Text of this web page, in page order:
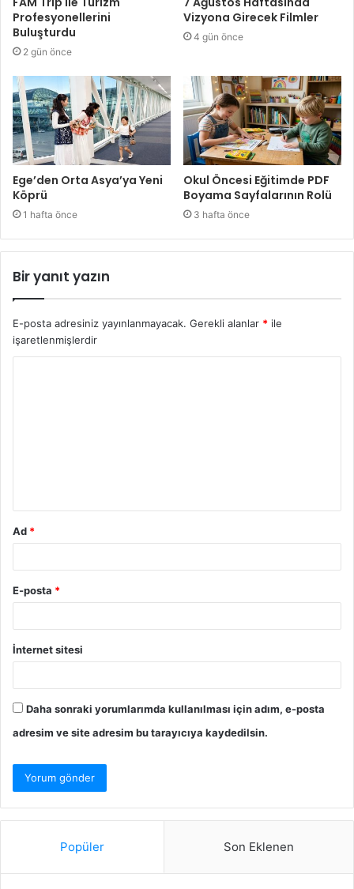
Profesyonellerini
Buluşturdu
2 gün önce
Vizyona Girecek Filmler
4 gün önce
Ege’den Orta Asya’ya Yeni
Köprü
1 hafta önce
Okul Öncesi Eğitimde PDF
Boyama Sayfalarının Rolü
3 hafta önce
Bir yanıt yazın
E-posta adresiniz yayınlanmayacak. Gerekli alanlar * ile
işaretlenmişlerdir
Ad *
E-posta *
İnternet sitesi
Daha sonraki yorumlarımda kullanılması için adım, e-posta
adresim ve site adresim bu tarayıcıya kaydedilsin.
Popüler Son Eklenen